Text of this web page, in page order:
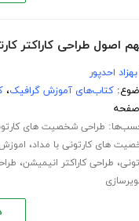
بهزاد احدپور
کتاب‌های آموزش گرافیک،
طراحی شخصیت های
های کارتونی با مداد، اموزش
، طراحی کاراکتر انیمیشن،